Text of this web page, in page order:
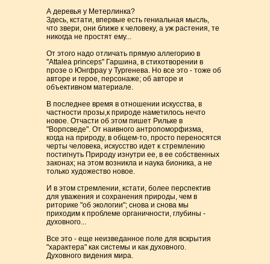
А деревья у Метерлинка?
Здесь, кстати, впервые есть гениальная мысль,
что звери, они ближе к человеку, а уж растения, те
никогда не простят ему...
От этого надо отличать прямую аллегорию в
"Attalea princeps" Гаршина, в стихотворении в
прозе о Юнгфрау у Тургенева. Но все это - тоже об
авторе и герое, персонаже; об авторе и
объективном материале.
В последнее время в отношении искусства, в
частности прозы,к природе наметилось нечто
новое. Отчасти об этом пишет Рильке в
"Ворпсведе". От наивного антропоморфизма,
когда на природу, в общем-то, просто переносятся
черты человека, искусство идет к стремлению
постигнуть Природу изнутри ее, в ее собственных
законах; на этом возникла и наука бионика, а не
только художество новое.
И в этом стремлении, кстати, более перспектив
для уважения и сохранения природы, чем в
риторике "об экологии"; снова и снова мы
приходим к проблеме органичности, глубины -
духовного...
Все это - еще неизведанное поле для вскрытия
"характера" как системы и как духовного.
Духовного видения мира.